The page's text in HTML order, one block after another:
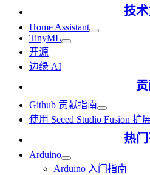
技
Home Assistant
TinyML
开源
边缘 AI
Github 贡献指南
使用 Seeed Studio Fusion 扩
热
Arduino
Arduino 入门指南